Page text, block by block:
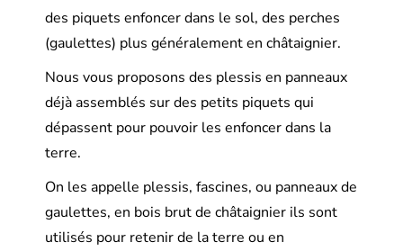
des piquets enfoncer dans le sol, des perches
(gaulettes) plus généralement en châtaignier.
Nous vous proposons des plessis en panneaux
déjà assemblés sur des petits piquets qui
dépassent pour pouvoir les enfoncer dans la
terre.
On les appelle plessis, fascines, ou panneaux de
gaulettes, en bois brut de châtaignier ils sont
utilisés pour retenir de la terre ou en